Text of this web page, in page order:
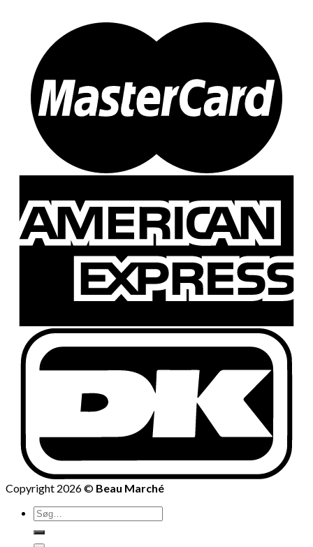
Copyright 2026 © Beau Marché
Søg
efter: